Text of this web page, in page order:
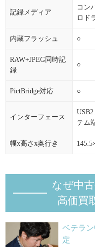
2024年07月
2024年03月
記録メディア
コン
ロド
内蔵フラッシュ ○
RAW+JPEG同時記
録
○
PictBridge対応 ○
インターフェース
テム
幅x高さx奥行き
なぜ中
高価買
ベテラ
定